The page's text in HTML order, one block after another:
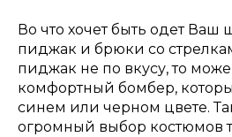
Во что хочет быть одет Ваш
пиджак и брюки со
пиджак не по вкусу, то
комфортный бомбер,
синем или черном цвете.
огромный выбор костюмов